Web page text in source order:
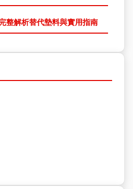
整解析替代墊料與實用指南